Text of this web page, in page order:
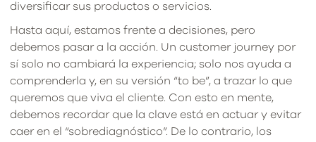
diversificar sus productos o servicios.
Hasta aquí, estamos frente a decisiones, pero
debemos pasar a la acción. Un customer journey por
sí solo no cambiará la experiencia; solo nos ayuda a
comprenderla y, en su versión “to be”, a trazar lo que
queremos que viva el cliente. Con esto en mente,
debemos recordar que la clave está en actuar y evitar
caer en el “sobrediagnóstico”. De lo contrario, los